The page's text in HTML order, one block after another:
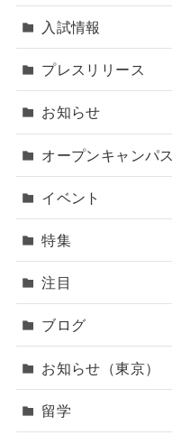
入試情報
プレスリリース
お知らせ
オープンキャンパス
イベント
特集
注目
ブログ
お知らせ（東京）
留学